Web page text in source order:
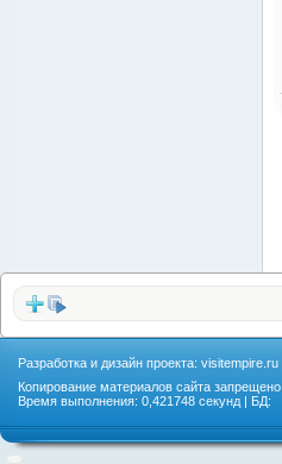
Разработка и дизайн проекта: visitempire.ru
Копирование материалов сайта запрещено
Время выполнения: 0,421748 секунд | БД: